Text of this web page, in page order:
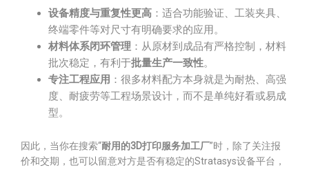
设备精度与重复性更高 ：适合功能验证、工装夹具、
终端零件等对尺寸有明确要求的应用。
材料体系闭环管理 ：从原材到成品有严格控制，材料
批次稳定，有利于批量生产一致性。
专注工程应用 ：很多材料配方本身就是为耐热、高强
度、耐疲劳等工程场景设计，而不是单纯好看或易成
型。
因此，当你在搜索“耐用的3D打印服务加工厂”时，除了关注报
价和交期，也可以留意对方是否有稳定的Stratasys设备平台，